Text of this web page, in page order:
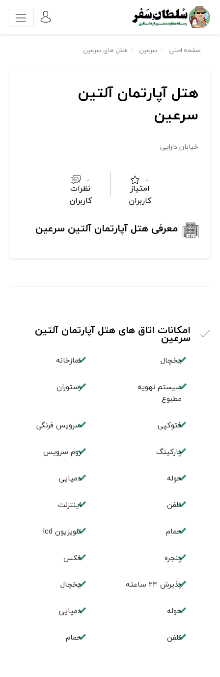
صفحه اصلی سرعین هتل های سرعین
هتل آپارتمان آلتین
سرعین
خیابان دارایی
-
امتیاز
کاربران
-
نظرات
کاربران
معرفی هتل آپارتمان آلتین سرعین
امکانات اتاق های هتل آپارتمان آلتین
سرعین
یخچال نمازخانه
سیستم تهویه
مطبوع
رستوران
فتوکپی سرویس فرنگی
پاركينگ روم سرويس
حوله دمپایی
تلفن اینترنت
حمام تلویزیون lcd
پنجره فكس
پذيرش 24 ساعته یخچال
حوله دمپایی
تلفن حمام